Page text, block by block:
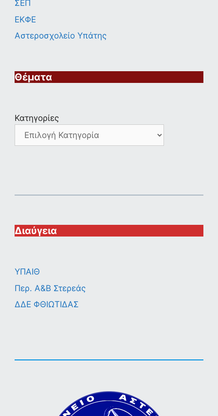
ΣΕΠ
ΕΚΦΕ
Αστεροσχολείο Υπάτης
Θέματα
Κατηγορίες
Διαύγεια
ΥΠΑΙΘ
Περ. A&B Στερεάς
ΔΔΕ ΦΘΙΩΤΙΔΑΣ